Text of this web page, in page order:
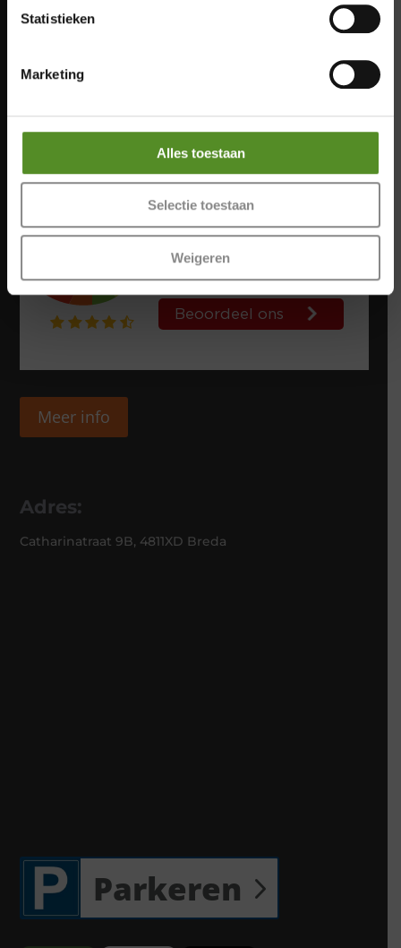
Statistieken
Marketing
Alles toestaan
Selectie toestaan
Weigeren
Dinsdag: Gesloten
Vrijdag: 12:00 – 17:00
Zondag: 12:00 – 17:00
Meer info
Adres:
Catharinatraat 9B, 4811XD Breda
Parkeren
Donderdag 12:00 – 17:00
Zaterdag 12:00 – 17:00